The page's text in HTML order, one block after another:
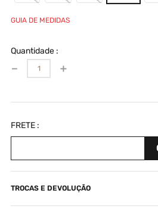
GUIA DE MEDIDAS
Quantidade
＋
－
TROCAS E DEVOLUÇÃO